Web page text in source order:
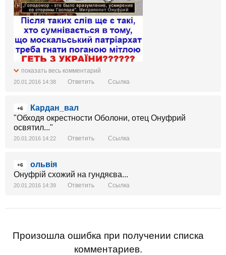
показать весь комментарий
20.01.2016 14:38 Ответить Ссылка
+6
Кардан_вал
"Обходя окрестности Оболони, отец Онуфрий
освятил..."
20.01.2016 14:22 Ответить Ссылка
+6
ольвія
Онуфрій схожий на гундяєва...
20.01.2016 14:39 Ответить Ссылка
Произошла ошибка при получении списка
комментариев.